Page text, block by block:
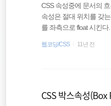
CSS 속성중에 문서의
속성은 절대 위치를 갖는
를 좌측으로 float 시킨다
플로우 파이어폭스 사파
웹코딩/CSS 11년 전
CSS 박스속성